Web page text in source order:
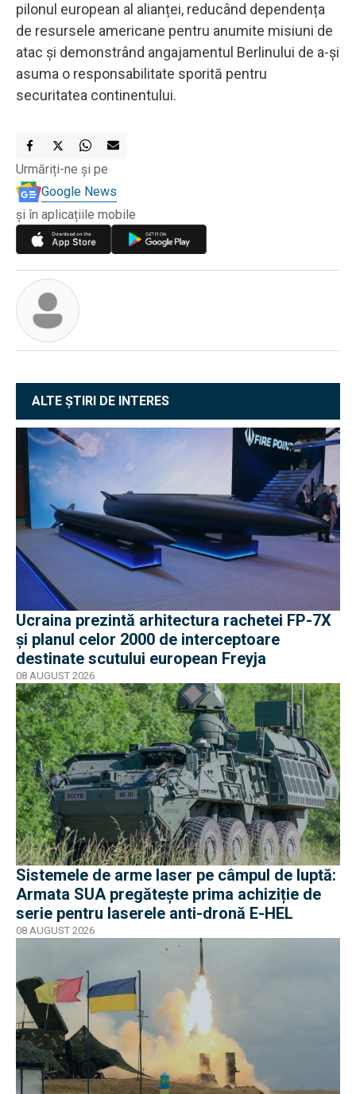
pilonul european al alianței, reducând dependența
de resursele americane pentru anumite misiuni de
atac și demonstrând angajamentul Berlinului de a-și
asuma o responsabilitate sporită pentru
securitatea continentului.
Urmăriți-ne și pe
Google News
și în aplicațiile mobile
ALTE ȘTIRI DE INTERES
Ucraina prezintă arhitectura rachetei FP-7X
și planul celor 2000 de interceptoare
destinate scutului european Freyja
08 AUGUST 2026
Sistemele de arme laser pe câmpul de luptă:
Armata SUA pregătește prima achiziție de
serie pentru laserele anti-dronă E-HEL
08 AUGUST 2026